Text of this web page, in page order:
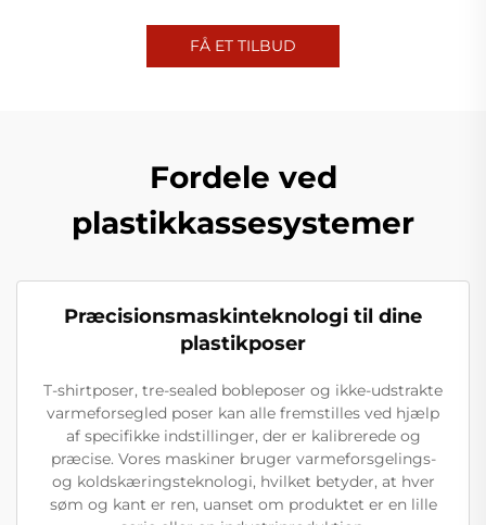
FÅ ET TILBUD
Fordele ved
plastikkassesystemer
Præcisionsmaskinteknologi til dine
plastikposer
T-shirtposer, tre-sealed bobleposer og ikke-udstrakte
varmeforsegled poser kan alle fremstilles ved hjælp
af specifikke indstillinger, der er kalibrerede og
præcise. Vores maskiner bruger varmeforsgelings-
og koldskæringsteknologi, hvilket betyder, at hver
søm og kant er ren, uanset om produktet er en lille